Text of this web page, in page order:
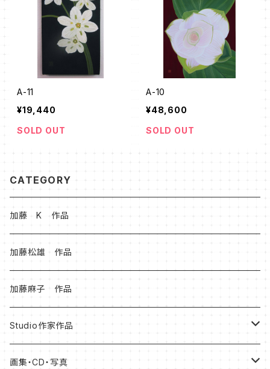
A-11
¥19,440
SOLD OUT
A-10
¥48,600
SOLD OUT
CATEGORY
加藤 K 作品
加藤松雄 作品
加藤麻子 作品
Studio作家作品
松本健士作品
画集・CD・写真